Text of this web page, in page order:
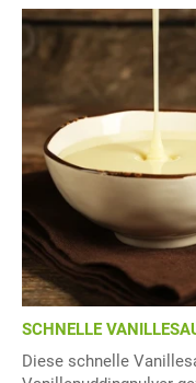
SCHNELLE
Diese schnelle